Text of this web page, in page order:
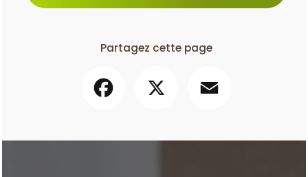
Partagez cette page